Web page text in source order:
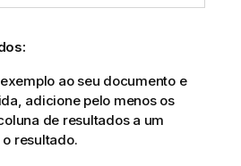
ao seu documento e
adicione pelo menos os
de resultados a um
resultado.